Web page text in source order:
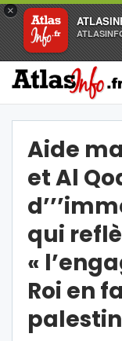
×
Aide
et Al
qui
«
Roi en